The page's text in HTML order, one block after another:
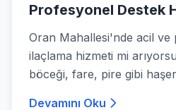
Profesyonel Destek
Oran Mahallesi'nde acil
ilaçlama hizmeti mi
böceği, fare, pire gibi
Devamını Oku